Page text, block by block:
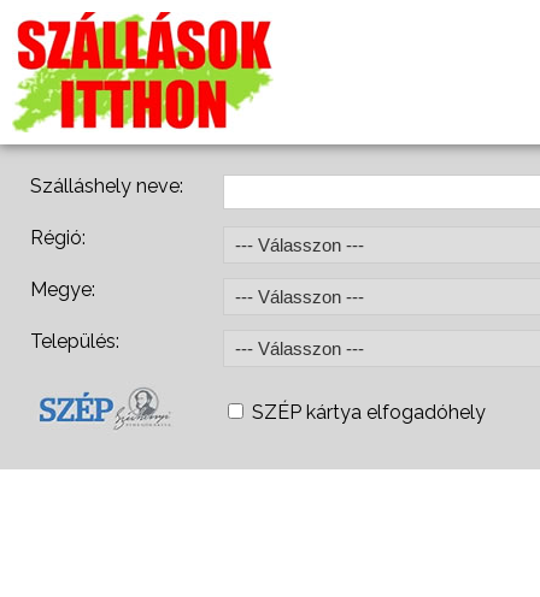
Szálláshely neve:
Régió:
Megye:
Település:
SZÉP kártya elfogadóhely